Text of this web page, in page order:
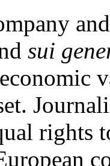
sui
rights